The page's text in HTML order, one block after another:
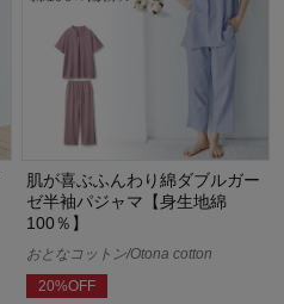
肌が喜ぶふんわり綿ダブルガー
ゼ半袖パジャマ【身生地綿
100％】
おとなコットン/Otona cotton
20%OFF